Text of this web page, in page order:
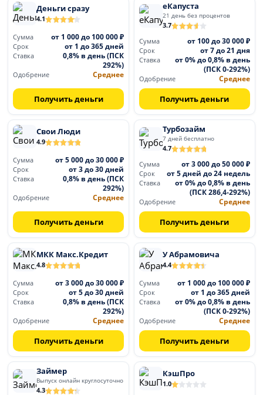
Деньги сразу
4.1
Сумма от 1 000 до 100 000 ₽
Срок от 1 до 365 дней
Ставка
0,8% в день (ПСК
292%)
Одобрение Среднее
Получить деньги
еКапуста
21 день без процентов
3.7
Сумма
от 100 до 30 000 ₽
Срок от 7 до 21 дня
Ставка
от 0% до 0,8% в день
(ПСК 0-292%)
Одобрение Среднее
Получить деньги
Свои Люди
4.9
Сумма от 5 000 до 30 000 ₽
Срок от 3 до 30 дней
Ставка
0,8% в день (ПСК
292%)
Одобрение Среднее
Получить деньги
Турбозайм
7 дней бесплатно
4.7
Сумма
от 3 000 до 50 000 ₽
Срок от 5 дней до 24 недель
Ставка
от 0% до 0,8% в день
(ПСК 286,4-292%)
Одобрение Среднее
Получить деньги
МКК Макс.Кредит
4.8
Сумма от 3 000 до 30 000 ₽
Срок от 5 до 30 дней
Ставка
0,8% в день (ПСК
292%)
Одобрение Среднее
Получить деньги
У Абрамовича
4.4
Сумма от 1 000 до 100 000 ₽
Срок от 1 до 365 дней
Ставка
от 0% до 0,8% в день
(ПСК 0-292%)
Одобрение Среднее
Получить деньги
Займер
Выпуск онлайн круглосуточно
4.3
КэшПро
1.0